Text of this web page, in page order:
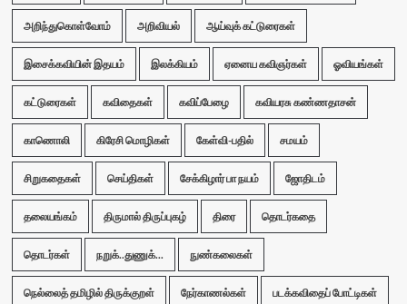
அறிந்துகொள்வோம் அறிவியல் ஆய்வுக் கட்டுரைகள்
இசைக்கவியின் இதயம் இலக்கியம் ஏனைய கவிஞர்கள் ஓவியங்கள்
கட்டுரைகள் கவிதைகள் கவிப்பேழை கவியரசு கண்ணதாசன்
காணொலி கிரேசி மொழிகள் கேள்வி-பதில் சமயம்
சிறுகதைகள் செய்திகள் சேக்கிழார் பா நயம் ஜோதிடம்
தலையங்கம் திருமால் திருப்புகழ் திரை தொடர்கதை
தொடர்கள் நறுக்..துணுக்... நுண்கலைகள்
நெல்லைத் தமிழில் திருக்குறள் நேர்காணல்கள் படக்கவிதைப் போட்டிகள்